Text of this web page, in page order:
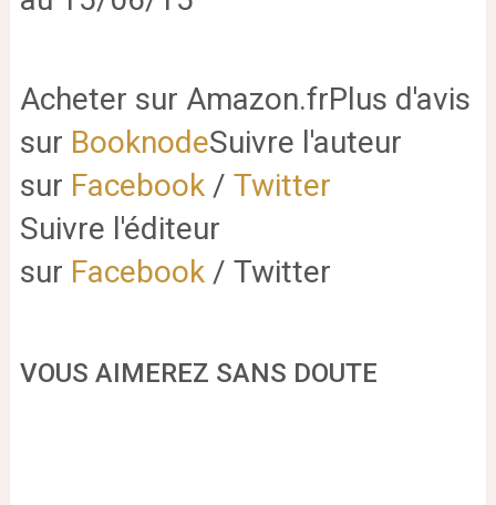
Acheter sur Amazon.frPlus d'avis
sur BooknodeSuivre l'auteur
sur Facebook/ Twitter
Suivre l'éditeur
sur Facebook/ Twitter
VOUS AIMEREZ SANS DOUTE